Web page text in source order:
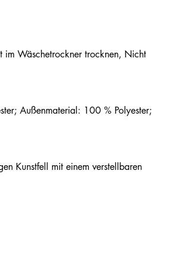
Wäschetrockner trocknen, Nicht
Außenmaterial: 100 % Polyester;
Kunstfell mit einem verstellbaren